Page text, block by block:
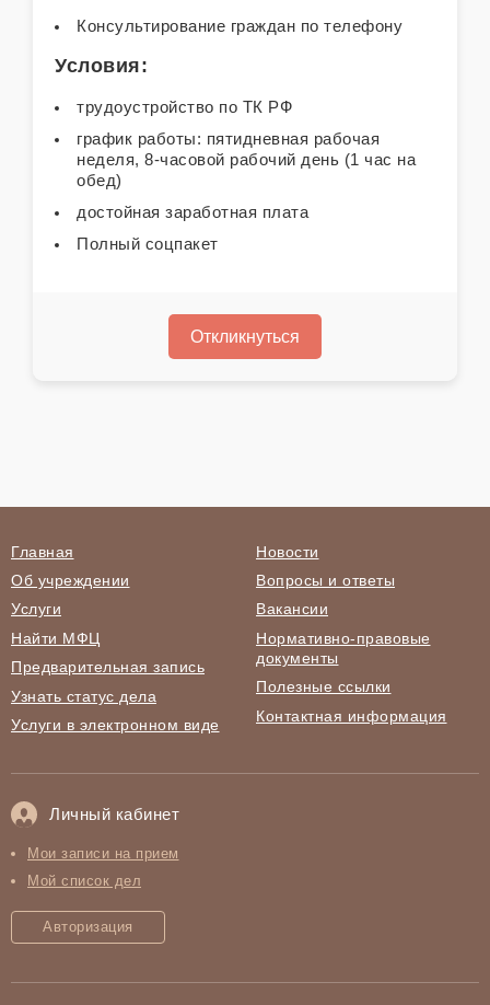
Консультирование граждан по телефону
Условия:
трудоустройство по ТК РФ
график работы: пятидневная рабочая
неделя, 8-часовой рабочий день (1 час на
обед)
достойная заработная плата
Полный соцпакет
Откликнуться
Главная
Об учреждении
Услуги
Найти МФЦ
Предварительная запись
Узнать статус дела
Услуги в электронном виде
Новости
Вопросы и ответы
Вакансии
Нормативно-правовые
документы
Полезные ссылки
Контактная информация
Личный кабинет
Мои записи на прием
Мой список дел
Авторизация